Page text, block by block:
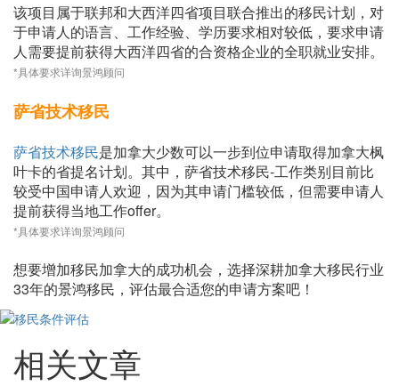
该项目属于联邦和大西洋四省项目联合推出的移民计划，对
于申请人的语言、工作经验、学历要求相对较低，要求申请
人需要提前获得大西洋四省的合资格企业的全职就业安排。
*具体要求详询景鸿顾问
萨省技术移民
萨省技术移民是加拿大少数可以一步到位申请取得加拿大枫
叶卡的省提名计划。其中，萨省技术移民-工作类别目前比
较受中国申请人欢迎，因为其申请门槛较低，但需要申请人
提前获得当地工作offer。
*具体要求详询景鸿顾问
想要增加移民加拿大的成功机会，选择深耕加拿大移民行业
33年的景鸿移民，评估最合适您的申请方案吧！
相关文章